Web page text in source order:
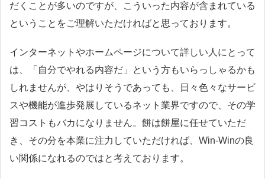
だくことが多いのですが、こういった内容が含まれている
ということをご理解いただければと思っております。
インターネットやホームページについて詳しい人にとって
は、「自分でやれる内容だ」という方もいらっしゃるかも
しれませんが、やはりそうであっても、日々色々なサービ
スや機能が進歩発展しているネット業界ですので、その学
習コストもバカになりません。餅は餅屋に任せていただ
き、その分を本業に注力していただければ、Win-Winの良
い関係になれるのではと考えております。